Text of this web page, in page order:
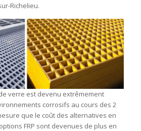
Richelieu.
verre est devenu extrêmement
corrosifs au cours des 2
que le coût des alternatives en
FRP sont devenues de plus en